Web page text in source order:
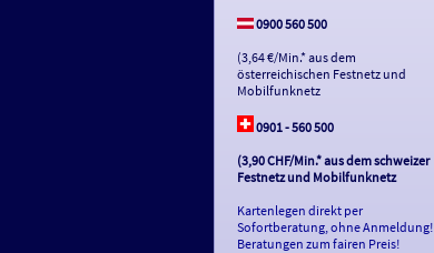
0900 560 500
(3,64 €/Min.* aus dem
österreichischen Festnetz und
Mobilfunknetz
0901 - 560 500
(3,90 CHF/Min.* aus dem schweizer
Festnetz und Mobilfunknetz
Kartenlegen direkt per
Sofortberatung, ohne Anmeldung!
Beratungen zum fairen Preis!